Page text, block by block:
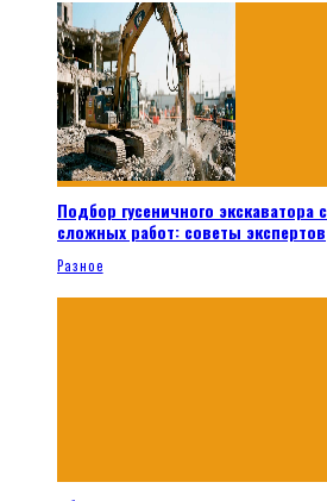
Подбор гусеничного
сложных работ: советы экспертов
Разное